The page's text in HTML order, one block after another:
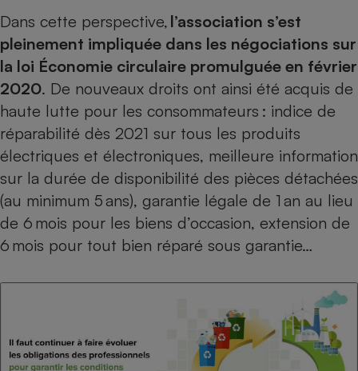
Dans cette perspective, l’association s’est
pleinement impliquée dans les négociations sur
la loi Économie circulaire promulguée en février
2020. De nouveaux droits ont ainsi été acquis de
haute lutte pour les consommateurs : indice de
réparabilité dès 2021 sur tous les produits
électriques et électroniques, meilleure information
sur la durée de disponibilité des pièces détachées
(au minimum 5 ans), garantie légale de 1 an au lieu
de 6 mois pour les biens d’occasion, extension de
6 mois pour tout bien réparé sous garantie…